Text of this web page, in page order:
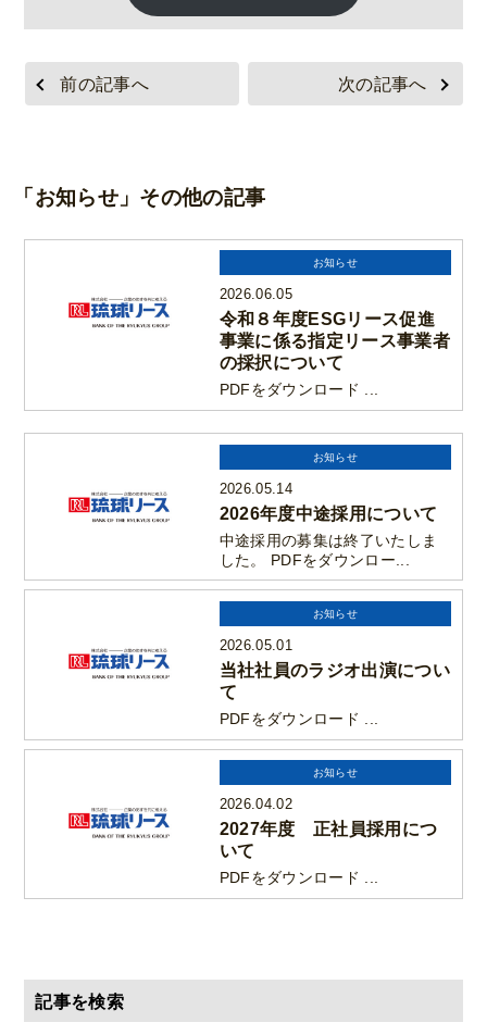
前の記事へ 次の記事へ
「お知らせ」その他の記事
お知らせ
2026.06.05
令和８年度ESGリース促進
事業に係る指定リース事業者
の採択について
PDFをダウンロード ...
お知らせ
2026.05.14
2026年度中途採用について
中途採用の募集は終了いたしま
した。 PDFをダウンロー...
お知らせ
2026.05.01
当社社員のラジオ出演につい
て
PDFをダウンロード ...
お知らせ
2026.04.02
2027年度 正社員採用につ
いて
PDFをダウンロード ...
記事を検索